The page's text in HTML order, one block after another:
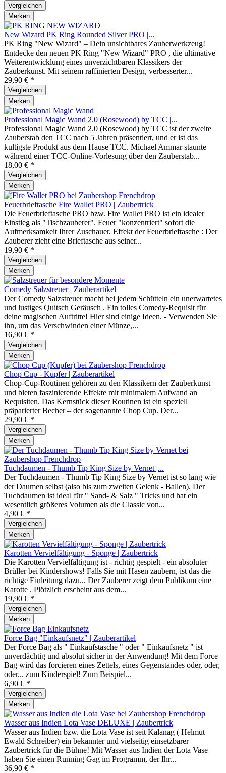
Vergleichen
Merken
New Wizard PK Ring Rounded Silver PRO |...
PK Ring "New Wizard" – Dein unsichtbares Zauberwerkzeug!
Entdecke den neuen PK Ring "New Wizard" PRO , die ultimative
Weiterentwicklung eines unverzichtbaren Klassikers der
Zauberkunst. Mit seinem raffinierten Design, verbesserter...
29,90 € *
Vergleichen
Merken
Professional Magic Wand 2.0 (Rosewood) by TCC |...
Professional Magic Wand 2.0 (Rosewood) by TCC ist der zweite
Zauberstab den TCC nach 5 Jahren präsentiert, und er ist das
kultigste Produkt aus dem Hause TCC. Michael Ammar staunte
während einer TCC-Online-Vorlesung über den Zauberstab...
18,00 € *
Vergleichen
Merken
Feuerbrieftasche Fire Wallet PRO | Zaubertrick
Die Feuerbrieftasche PRO bzw. Fire Wallet PRO ist ein idealer
Einstieg als "Tischzauberer". Feuer "konzentriert" sofort die
Aufmerksamkeit Ihrer Zuschauer. Effekt der Feuerbrieftasche : Der
Zauberer zieht eine Brieftasche aus seiner...
19,90 € *
Vergleichen
Merken
Comedy Salzstreuer | Zauberartikel
Der Comedy Salzstreuer macht bei jedem Schütteln ein unerwartetes
und lustiges Quitsch Geräusch . Ein tolles Comedy-Requisit für
deine magischen Auftritte! Hier sind einige Ideen. - Verwenden Sie
ihn, um das Verschwinden einer Münze,...
16,90 € *
Vergleichen
Merken
Chop Cup - Kupfer | Zauberartikel
Chop-Cup-Routinen gehören zu den Klassikern der Zauberkunst
und bieten faszinierende Effekte mit minimalem Aufwand an
Requisiten. Das Kernstück dieser Routinen ist ein speziell
präparierter Becher – der sogenannte Chop Cup. Der...
29,90 € *
Vergleichen
Merken
Tuchdaumen - Thumb Tip King Size by Vernet |...
Der Tuchdaumen - Thumb Tip King Size by Vernet ist so lang wie
der Daumen selbst (also bis zum zweiten Gelenk - Ballen). Der
Tuchdaumen ist ideal für " Sand- & Salz " Tricks und hat ein
wesentlich größeres Volumen als die Classic von...
4,90 € *
Vergleichen
Merken
Karotten Vervielfältigung - Sponge | Zaubertrick
Die Karotten Vervielfältigung ist - richtig gespielt - ein absoluter
Brüller bei Kindershows! Falls Sie mit Hasen zaubern, ist das die
richtige Einleitung dazu... Der Zauberer zeigt dem Publikum eine
Karotte . Plötzlich erscheint aus dem...
19,90 € *
Vergleichen
Merken
Force Bag "Einkaufsnetz" | Zauberartikel
Der Force Bag als " Einkaufstasche " oder " Einkaufsnetz " ist
unverdächtig und absolut sicher in der Anwendung! Mit dem Force
Bag wird das forcieren eines Zettels, eines Gegenstandes oder, oder,
oder... zum Kinderspiel! Zum Beispiel...
6,90 € *
Vergleichen
Merken
Wasser aus Indien Lota Vase DELUXE | Zaubertrick
Wasser aus Indien bzw. die Lota Vase ist seit Kalanag ( Helmut
Ewald Schreiber) ein bekannter und vielseitig einsetzbarer
Zaubertrick für die Bühne! Mit Wasser aus Indien der Lota Vase
haben Sie einen Running Gag im Programm, der Ihr...
36,90 € *